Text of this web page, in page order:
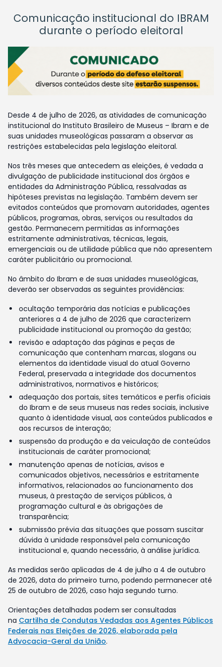
Comunicação institucional do IBRAM
durante o período eleitoral
Desde 4 de julho de 2026, as atividades de comunicação
institucional do Instituto Brasileiro de Museus – Ibram e de
suas unidades museológicas passaram a observar as
restrições estabelecidas pela legislação eleitoral.
Nos três meses que antecedem as eleições, é vedada a
divulgação de publicidade institucional dos órgãos e
entidades da Administração Pública, ressalvadas as
hipóteses previstas na legislação. Também devem ser
evitados conteúdos que promovam autoridades, agentes
públicos, programas, obras, serviços ou resultados da
gestão. Permanecem permitidas as informações
estritamente administrativas, técnicas, legais,
emergenciais ou de utilidade pública que não apresentem
caráter publicitário ou promocional.
No âmbito do Ibram e de suas unidades museológicas,
deverão ser observadas as seguintes providências:
ocultação temporária das notícias e publicações
anteriores a 4 de julho de 2026 que caracterizem
publicidade institucional ou promoção da gestão;
revisão e adaptação das páginas e peças de
comunicação que contenham marcas, slogans ou
elementos da identidade visual do atual Governo
Federal, preservada a integridade dos documentos
administrativos, normativos e históricos;
adequação dos portais, sites temáticos e perfis oficiais
do Ibram e de seus museus nas redes sociais, inclusive
quanto à identidade visual, aos conteúdos publicados e
aos recursos de interação;
suspensão da produção e da veiculação de conteúdos
institucionais de caráter promocional;
manutenção apenas de notícias, avisos e
comunicados objetivos, necessários e estritamente
informativos, relacionados ao funcionamento dos
museus, à prestação de serviços públicos, à
programação cultural e às obrigações de
transparência;
submissão prévia das situações que possam suscitar
dúvida à unidade responsável pela comunicação
institucional e, quando necessário, à análise jurídica.
As medidas serão aplicadas de 4 de julho a 4 de outubro
de 2026, data do primeiro turno, podendo permanecer até
25 de outubro de 2026, caso haja segundo turno.
Orientações detalhadas podem ser consultadas
na Cartilha de Condutas Vedadas aos Agentes Públicos
Federais nas Eleições de 2026, elaborada pela
Advocacia-Geral da União.